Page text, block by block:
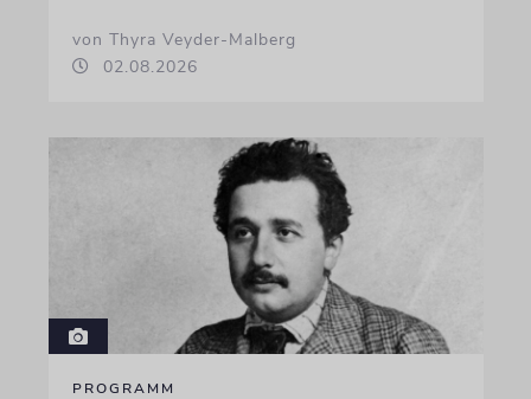
von Thyra Veyder-Malberg
02.08.2026
PROGRAMM